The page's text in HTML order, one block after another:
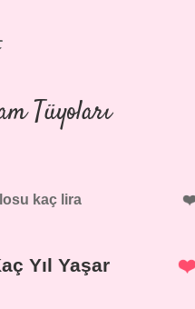
Tüyoları
kaç lira
Yıl Yaşar